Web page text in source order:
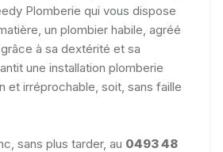
Plomberie qui vous dispose
un plombier habile, agréé
à sa dextérité et sa
une installation plomberie
et irréprochable, soit, sans faille
sans plus tarder, au 0493 48